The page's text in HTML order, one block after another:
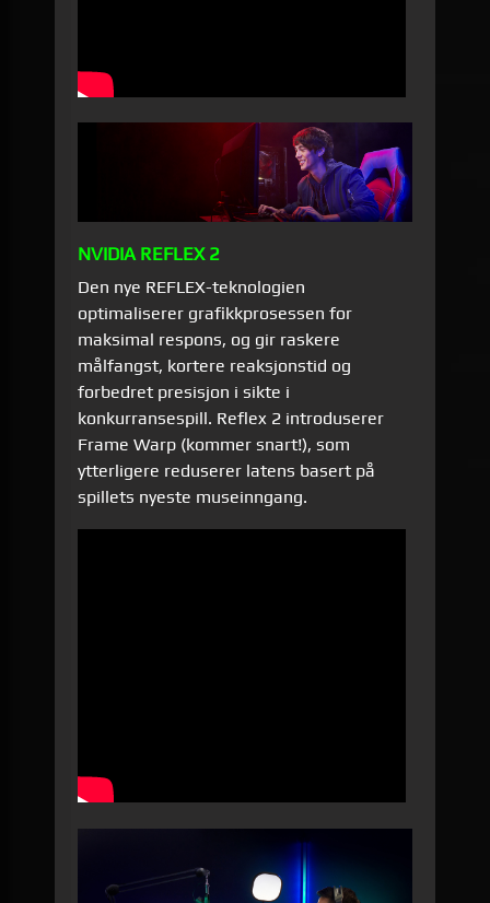
NVIDIA REFLEX 2
Den nye REFLEX-teknologien
optimaliserer grafikkprosessen for
maksimal respons, og gir raskere
målfangst, kortere reaksjonstid og
forbedret presisjon i sikte i
konkurransespill. Reflex 2 introduserer
Frame Warp (kommer snart!), som
ytterligere reduserer latens basert på
spillets nyeste museinngang.